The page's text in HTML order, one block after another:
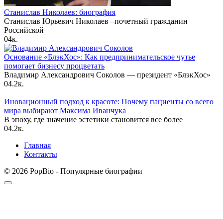
Станислав Николаев: биография
Станислав Юрьевич Николаев –почетный гражданин
Российской
04к.
Основание «БлэкХос»: Как предпринимательское чутье
помогает бизнесу процветать
Владимир Александрович Соколов — президент «БлэкХос»
04.2к.
Иновационный подход к красоте: Почему пациенты со всего
мира выбирают Максима Иванчука
В эпоху, где значение эстетики становится все более
04.2к.
Главная
Контакты
© 2026 PopBio - Популярные биографии